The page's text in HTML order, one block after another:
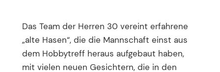
Das Team der Herren 30 vereint erfahrene
„alte Hasen“, die die Mannschaft einst aus
dem Hobbytreff heraus aufgebaut haben,
mit vielen neuen Gesichtern, die in den